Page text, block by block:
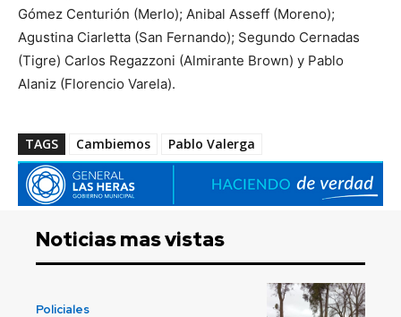
Gómez Centurión (Merlo); Anibal Asseff (Moreno);
Agustina Ciarletta (San Fernando); Segundo Cernadas
(Tigre) Carlos Regazzoni (Almirante Brown) y Pablo
Alaniz (Florencio Varela).
TAGS Cambiemos Pablo Valerga
Noticias mas vistas
Policiales